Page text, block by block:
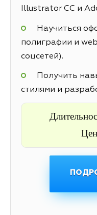
Illustrator CC и
Научиться
полиграфии и
соцсетей).
Получить
стилями и